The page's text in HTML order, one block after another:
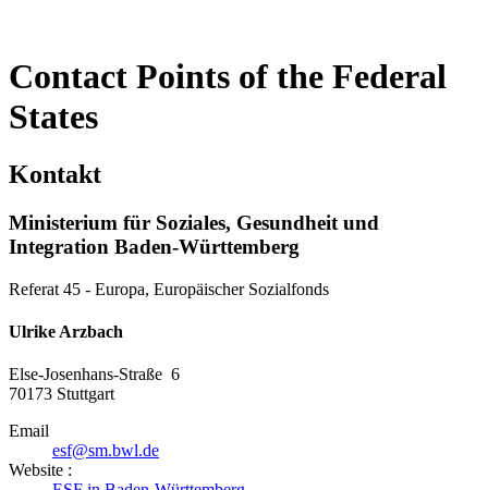
Contact Points of the Federal
States
Kontakt
Ministerium für Soziales, Gesundheit und
Integration Baden-Württemberg
Referat 45 - Europa, Europäischer Sozialfonds
Ulrike Arzbach
Else-Josenhans-Straße 6
70173 Stuttgart
Email
esf@sm.bwl.de
Website :